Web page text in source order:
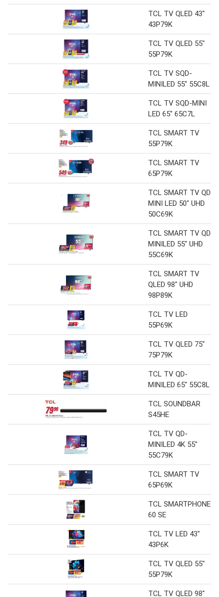
TCL TV QLED 43"
43P79K
TCL TV QLED 55"
55P79K
TCL TV SQD-
MINILED 55" 55C8L
TCL TV SQD-MINI
LED 65" 65C7L
TCL SMART TV
55P79K
TCL SMART TV
65P79K
TCL SMART TV QD
MINI LED 50" UHD
50C69K
TCL SMART TV QD
MINILED 55" UHD
55C69K
TCL SMART TV
QLED 98" UHD
98P89K
TCL TV LED
55P69K
TCL TV QLED 75"
75P79K
TCL TV QD-
MINILED 65" 55C8L
TCL SOUNDBAR
S45HE
TCL TV QD-
MINILED 4K 55"
55C79K
TCL SMART TV
65P69K
TCL SMARTPHONE
60 SE
TCL TV LED 43"
43P6K
TCL TV QLED 55"
55P79K
TCL TV QLED 98"